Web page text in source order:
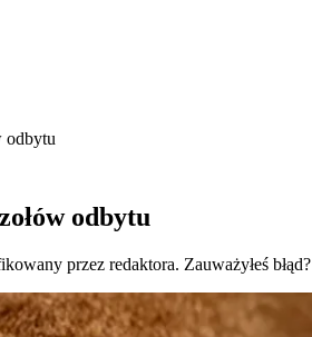
odbytu
odbytu
przez redaktora. Zauważyłeś błąd?